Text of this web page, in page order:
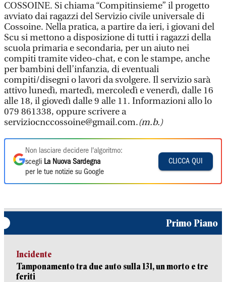
COSSOINE. Si chiama “Compitinsieme” il progetto
avviato dai ragazzi del Servizio civile universale di
Cossoine. Nella pratica, a partire da ieri, i giovani del
Scu si mettono a disposizione di tutti i ragazzi della
scuola primaria e secondaria, per un aiuto nei
compiti tramite video-chat, e con le stampe, anche
per bambini dell’infanzia, di eventuali
compiti/disegni o lavori da svolgere. Il servizio sarà
attivo lunedì, martedì, mercoledì e venerdì, dalle 16
alle 18, il giovedì dalle 9 alle 11. Informazioni allo lo
079 861338, oppure scrivere a
serviziocnccossoine@gmail.com.(m.b.)
Non lasciare decidere l'algoritmo:
scegli La Nuova Sardegna
per le tue notizie su Google
CLICCA QUI
Primo Piano
Incidente
Tamponamento tra due auto sulla 131, un morto e tre
feriti